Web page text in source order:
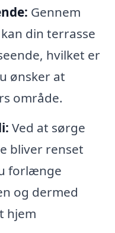
Gennem
din terrasse
hvilket er
ønsker at
område.
Ved at sørge
bliver renset
forlænge
og dermed
hjem